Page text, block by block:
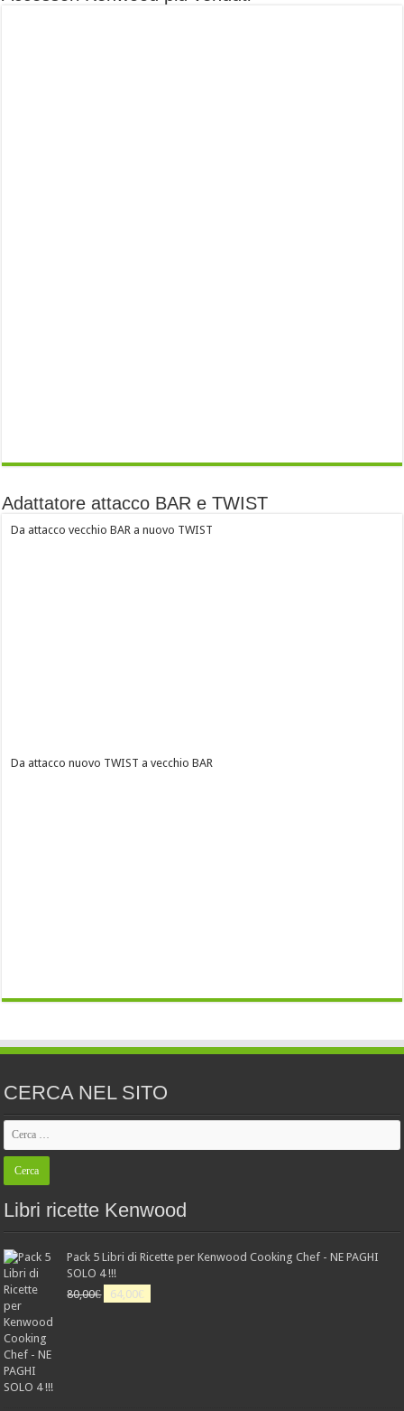
Adattatore attacco BAR e TWIST
Da attacco vecchio BAR a nuovo TWIST
Da attacco nuovo TWIST a vecchio BAR
CERCA NEL SITO
Libri ricette Kenwood
Pack 5 Libri di Ricette per Kenwood Cooking Chef - NE PAGHI
SOLO 4 !!!
80,00€ 64,00€